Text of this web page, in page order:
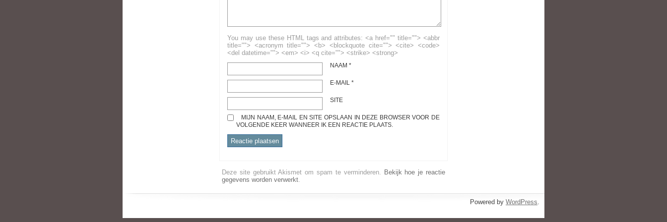
You may use these HTML tags and attributes: <a href="" title=""> <abbr
title=""> <acronym title=""> <b> <blockquote cite=""> <cite> <code>
<del datetime=""> <em> <i> <q cite=""> <strike> <strong>
NAAM *
E-MAIL *
SITE
MIJN NAAM, E-MAIL EN SITE OPSLAAN IN DEZE BROWSER VOOR DE
VOLGENDE KEER WANNEER IK EEN REACTIE PLAATS.
Deze site gebruikt Akismet om spam te verminderen. Bekijk hoe je reactie
gegevens worden verwerkt.
Powered by WordPress.